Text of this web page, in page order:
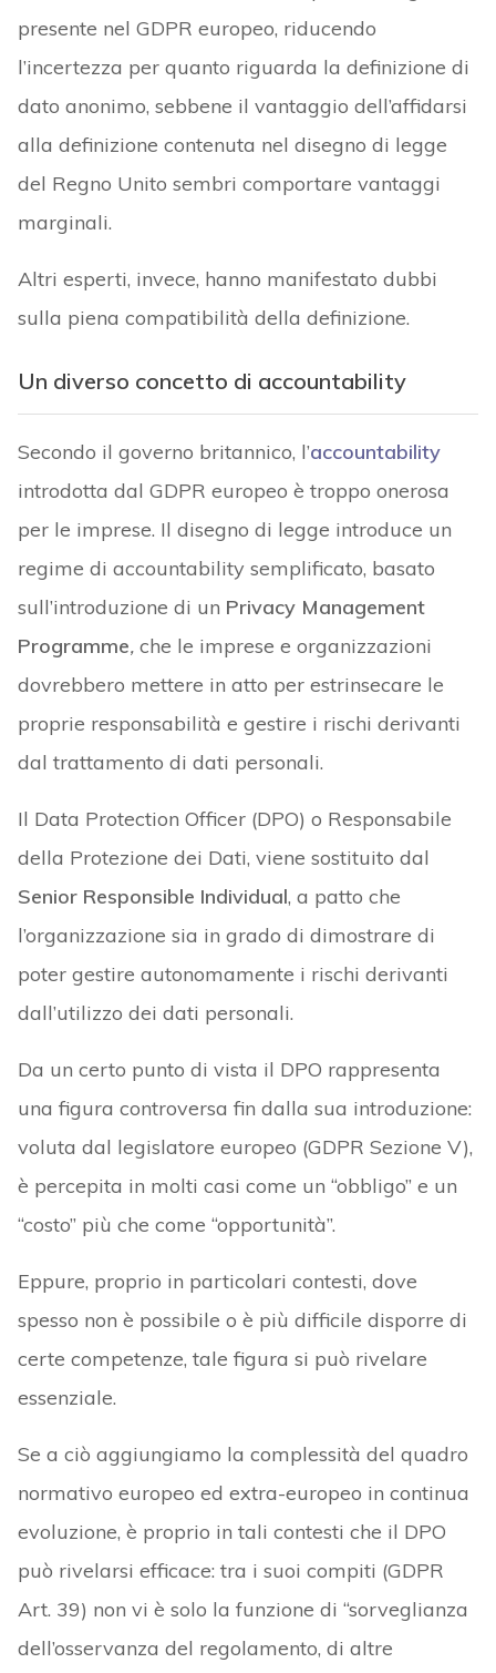
presente nel GDPR europeo, riducendo
l’incertezza per quanto riguarda la definizione di
dato anonimo, sebbene il vantaggio dell’affidarsi
alla definizione contenuta nel disegno di legge
del Regno Unito sembri comportare vantaggi
marginali.
Altri esperti, invece, hanno manifestato dubbi
sulla piena compatibilità della definizione.
Un diverso concetto di accountability
Secondo il governo britannico, l’accountability
introdotta dal GDPR europeo è troppo onerosa
per le imprese. Il disegno di legge introduce un
regime di accountability semplificato, basato
sull’introduzione di un Privacy Management
Programme, che le imprese e organizzazioni
dovrebbero mettere in atto per estrinsecare le
proprie responsabilità e gestire i rischi derivanti
dal trattamento di dati personali.
Il Data Protection Officer (DPO) o Responsabile
della Protezione dei Dati, viene sostituito dal
Senior Responsible Individual, a patto che
l’organizzazione sia in grado di dimostrare di
poter gestire autonomamente i rischi derivanti
dall’utilizzo dei dati personali.
Da un certo punto di vista il DPO rappresenta
una figura controversa fin dalla sua introduzione:
voluta dal legislatore europeo (GDPR Sezione V),
è percepita in molti casi come un “obbligo” e un
“costo” più che come “opportunità”.
Eppure, proprio in particolari contesti, dove
spesso non è possibile o è più difficile disporre di
certe competenze, tale figura si può rivelare
essenziale.
Se a ciò aggiungiamo la complessità del quadro
normativo europeo ed extra-europeo in continua
evoluzione, è proprio in tali contesti che il DPO
può rivelarsi efficace: tra i suoi compiti (GDPR
Art. 39) non vi è solo la funzione di “sorveglianza
dell’osservanza del regolamento, di altre